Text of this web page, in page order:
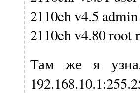
2110eh v4.5
2110eh v4.80 root
Там же я